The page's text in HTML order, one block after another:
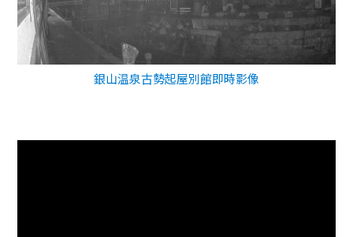
銀山温泉古勢起屋別館即時影像